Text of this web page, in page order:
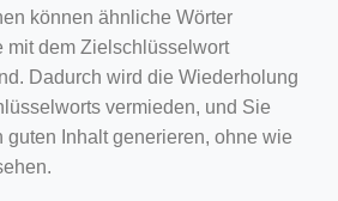
können ähnliche Wörter
mit dem Zielschlüsselwort
Dadurch wird die Wiederholung
vermieden, und Sie
guten Inhalt generieren, ohne wie